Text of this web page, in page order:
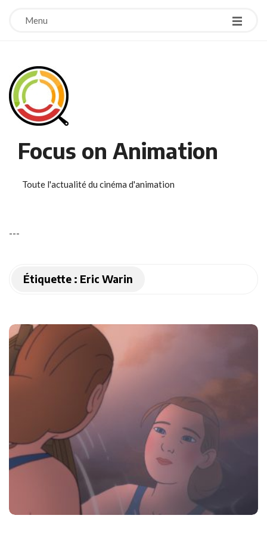
Menu
Focus on Animation
Toute l'actualité du cinéma d'animation
---
Étiquette : Eric Warin